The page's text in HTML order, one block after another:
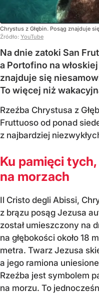
Chrystus z Głębin. Posąg znajduje
Źródło: YouTube
Na dnie zatoki San
a Portofino na
znajduje się
To więcej niż
Rzeźba Chrystusa z
Fruttuoso od ponad
z najbardziej
Ku pamięci
na morzach
Il Cristo degli Abissi,
z brązu posąg Jezusa
został umieszczony na
na głębokości około 18
metra. Twarz Jezusa
a jego ramiona
Rzeźba jest symbolem
na morzu. To